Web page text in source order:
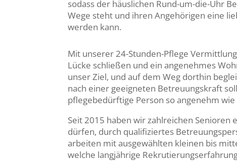
sodass der häuslichen Rund-um-die-Uhr
Wege steht und ihren Angehörigen eine
werden kann.
Mit unserer 24-Stunden-Pflege
Lücke schließen und ein angenehmes
unser Ziel, und auf dem Weg dorthin
nach einer geeigneten Betreuungskraft
pflegebedürftige Person so angenehm
Seit 2015 haben wir zahlreichen
dürfen, durch qualifiziertes
arbeiten mit ausgewählten kleinen bis
welche langjährige